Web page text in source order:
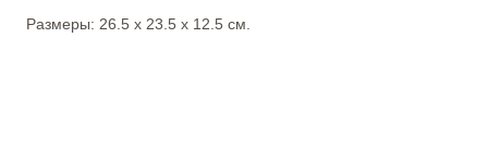
Размеры: 26.5 х 23.5 х 12.5 см.